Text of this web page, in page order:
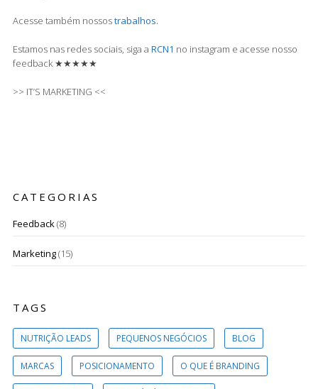
Acesse também nossostrabalhos.
Estamos nas redes sociais, siga a RCN1 no instagram e acesse nosso
feedback ★★★★★
>> IT’S MARKETING <<
CATEGORIAS
Feedback(8)
Marketing(15)
TAGS
NUTRIÇÃO LEADS PEQUENOS NEGÓCIOS BLOG
MARCAS POSICIONAMENTO O QUE É BRANDING